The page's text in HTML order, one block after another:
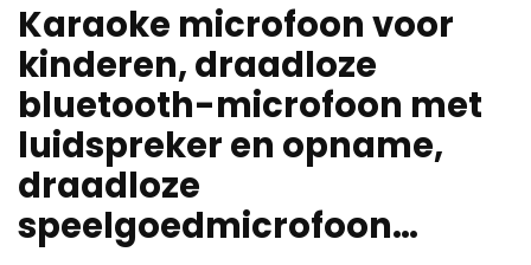
Karaoke microfoon voor
kinderen, draadloze
bluetooth-microfoon met
luidspreker en opname,
draadloze
speelgoedmicrofoon…